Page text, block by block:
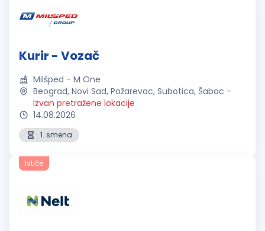
Kurir - Vozač
Milšped - M One
Beograd, Novi Sad, Požarevac, Subotica, Šabac -
Izvan pretražene lokacije
14.08.2026
1. smena
Ističe